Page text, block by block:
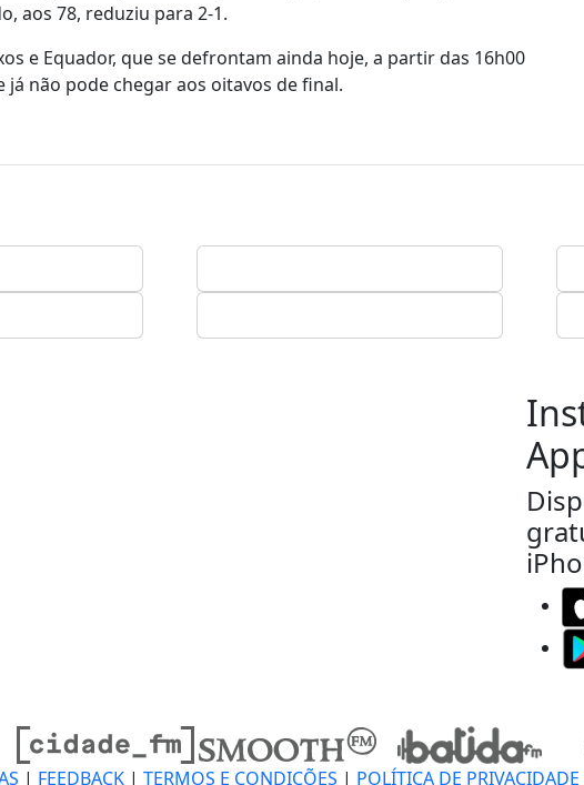
aos 78, reduziu para 2-1.
e Equador, que se defrontam ainda hoje, a partir das 16h00
não pode chegar aos oitavos de final.
| FEEDBACK | TERMOS E CONDIÇÕES | POLÍTICA DE PRIVACIDADE